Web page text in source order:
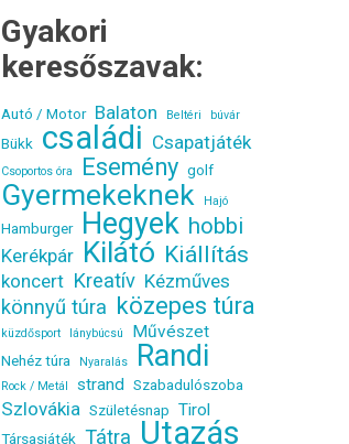
Gyakori
keresőszavak:
Autó / Motor Balaton Beltéri búvár
Bükk családi Csapatjáték
Csoportos óra Esemény golf
Gyermekeknek Hajó
Hamburger Hegyek hobbi
Kerékpár Kilátó Kiállítás
koncert Kreatív Kézműves
könnyű túra közepes túra
küzdősport lánybúcsú Művészet
Nehéz túra Nyaralás Randi
Rock / Metál strand Szabadulószoba
Szlovákia Születésnap Tirol
Társasjáték Tátra Utazás